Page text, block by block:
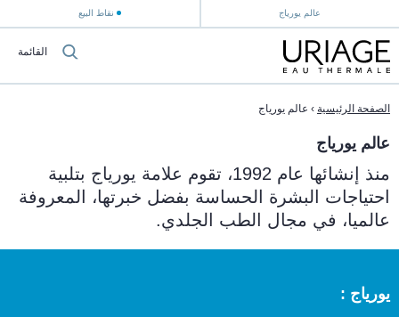
عالم يورياج نقاط البيع
القائمة
الصفحة الرئيسية › عالم يورياج
عالم يورياج
منذ إنشائها عام 1992، تقوم علامة يورياج بتلبية
احتياجات البشرة الحساسة بفضل خبرتها، المعروفة
عالميا، في مجال الطب الجلدي.
يورياج :